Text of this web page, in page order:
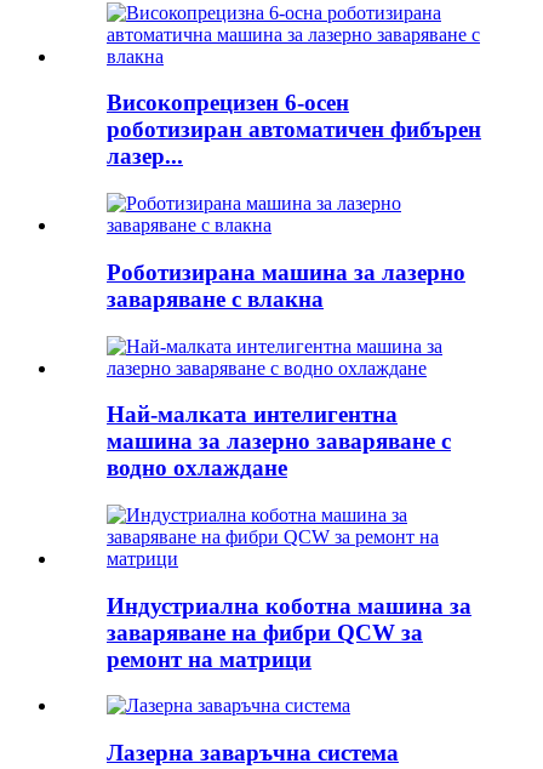
Високопрецизен 6-осен
роботизиран автоматичен фибърен
лазер...
Роботизирана машина за лазерно
заваряване с влакна
Най-малката интелигентна
машина за лазерно заваряване с
водно охлаждане
Индустриална коботна машина за
заваряване на фибри QCW за
ремонт на матрици
Лазерна заваръчна система